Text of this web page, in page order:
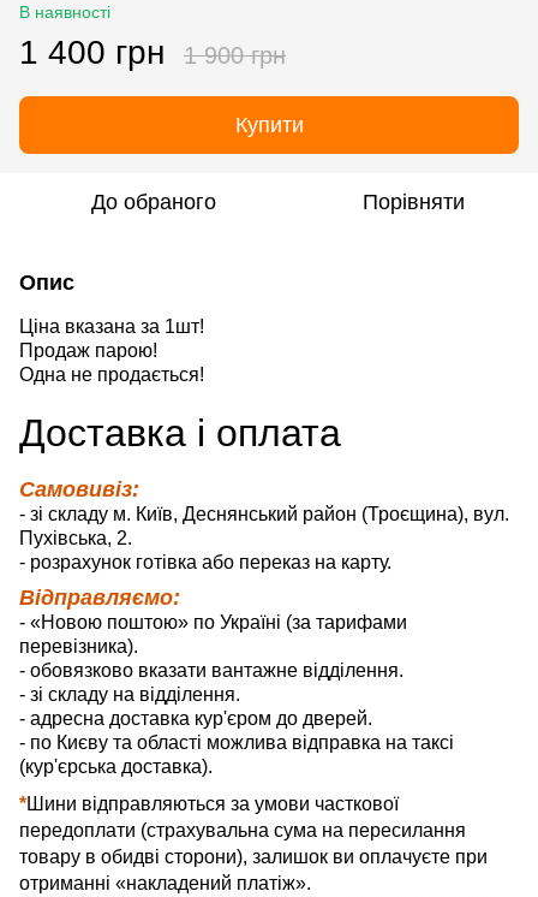
В наявності
1 400 грн 1 900 грн
Купити
До обраного Порівняти
Опис
Ціна вказана за 1шт!
Продаж парою!
Одна не продається!
Доставка і оплата
Самовивіз:
- зі складу м. Київ, Деснянський район (Троєщина), вул.
Пухівська, 2.
- розрахунок готівка або переказ на карту.
Відправляємо:
- «Новою поштою» по Україні (за тарифами
перевізника).
- обовязково вказати вантажне відділення.
- зі складу на відділення.
- адресна доставка кур'єром до дверей.
- по Києву та області можлива відправка на таксі
(кур'єрська доставка).
*Шини відправляються за умови часткової
передоплати (страхувальна сума на пересилання
товару в обидві сторони), залишок ви оплачуєте при
отриманні «накладений платіж».